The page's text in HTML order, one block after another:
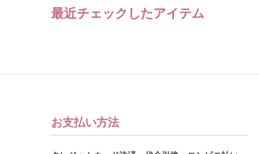
最近チェックしたアイテム
お支払い方法